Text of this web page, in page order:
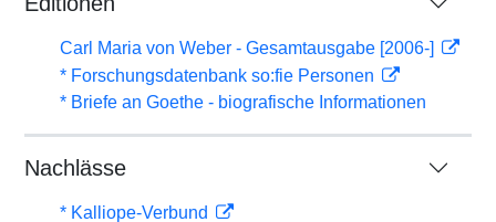
Carl Maria von Weber - Gesamtausgabe [2006-]
* Forschungsdatenbank so:fie Personen
* Briefe an Goethe - biografische Informationen
Nachlässe
* Kalliope-Verbund